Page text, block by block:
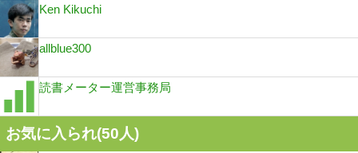
Ken Kikuchi
allblue300
読書メーター運営事務局
お気に入られ(50人)